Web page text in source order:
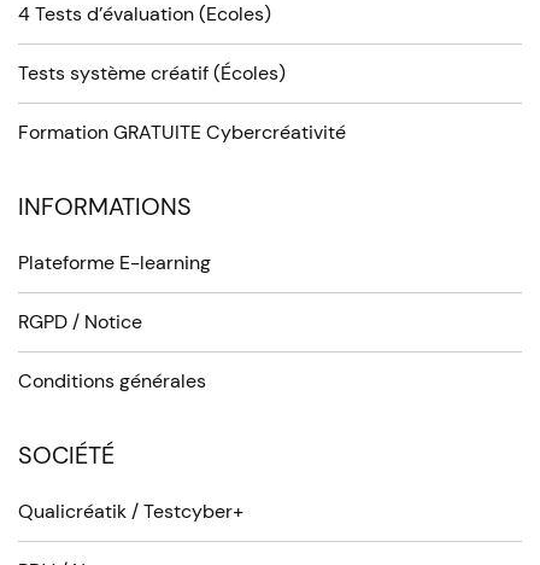
4 Tests d’évaluation (Ecoles)
Tests système créatif (Écoles)
Formation GRATUITE Cybercréativité
INFORMATIONS
Plateforme E-learning
RGPD / Notice
Conditions générales
SOCIÉTÉ
Qualicréatik / Testcyber+